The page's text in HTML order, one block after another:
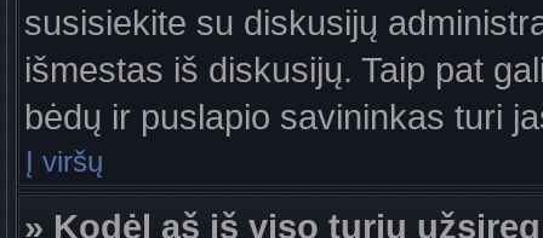
susisiekite su diskusijų
išmestas iš diskusijų. Taip pat
bėdų ir puslapio savininkas turi
Į viršų
» Kodėl aš iš viso turiu